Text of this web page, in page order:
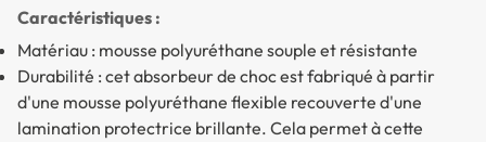
Caractéristiques :
Matériau : mousse polyuréthane souple et résistante
Durabilité : cet absorbeur de choc est fabriqué à partir
d'une mousse polyuréthane flexible recouverte d'une
lamination protectrice brillante. Cela permet à cette